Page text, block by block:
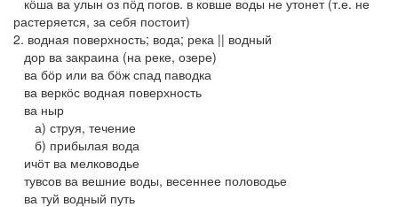
кӧша ва улын оз пӧд погов. в ковше воды не утонет (т.е. не
растеряется, за себя постоит)
2. водная поверхность; вода; река || водный
дор ва закраина (на реке, озере)
ва бӧр или ва бӧж спад паводка
ва веркӧс водная поверхность
ва ныр
а) струя, течение
б) прибылая вода
ичӧт ва мелководье
тувсов ва вешние воды, весеннее половодье
ва туй водный путь